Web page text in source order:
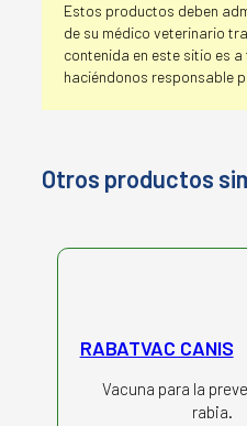
Estos productos deben
de su médico veterinario
contenida en este sitio es
haciéndonos responsable
Otros productos
RABATVAC CANIS
Vacuna para la
rabia.